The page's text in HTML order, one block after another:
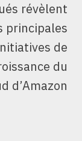
révèlent
principales
de
du
d’Amazon